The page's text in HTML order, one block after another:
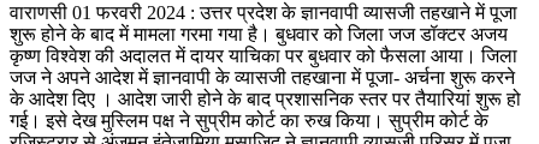
वाराणसी 01 फरवरी 2024 : उत्तर प्रदेश के ज्ञानवापी व्यासजी तहखाने में पूजा
शुरू होने के बाद में मामला गरमा गया है। बुधवार को जिला जज डॉक्टर अजय
कृष्ण विश्वेश की अदालत में दायर याचिका पर बुधवार को फैसला आया। जिला
जज ने अपने आदेश में ज्ञानवापी के व्यासजी तहखाना में पूजा- अर्चना शुरू करने
के आदेश दिए । आदेश जारी होने के बाद प्रशासनिक स्तर पर तैयारियां शुरू हो
गई। इसे देख मुस्लिम पक्ष ने सुप्रीम कोर्ट का रुख किया। सुप्रीम कोर्ट के